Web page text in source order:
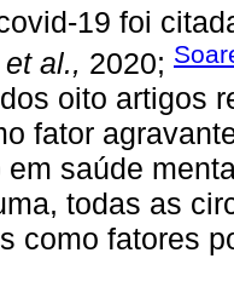
19 foi
et al., 2020;
oito artigos
fator
em saúde
todas as
como fatores